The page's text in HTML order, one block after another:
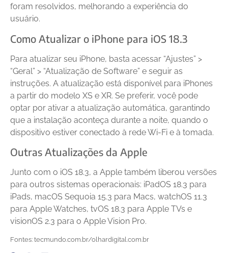
foram resolvidos, melhorando a experiência do
usuário.
Como Atualizar o iPhone para iOS 18.3
Para atualizar seu iPhone, basta acessar “Ajustes” >
“Geral” > “Atualização de Software” e seguir as
instruções. A atualização está disponível para iPhones
a partir do modelo XS e XR. Se preferir, você pode
optar por ativar a atualização automática, garantindo
que a instalação aconteça durante a noite, quando o
dispositivo estiver conectado à rede Wi-Fi e à tomada.
Outras Atualizações da Apple
Junto com o iOS 18.3, a Apple também liberou versões
para outros sistemas operacionais: iPadOS 18.3 para
iPads, macOS Sequoia 15.3 para Macs, watchOS 11.3
para Apple Watches, tvOS 18.3 para Apple TVs e
visionOS 2.3 para o Apple Vision Pro.
Fontes: tecmundo.com.br/olhardigital.com.br